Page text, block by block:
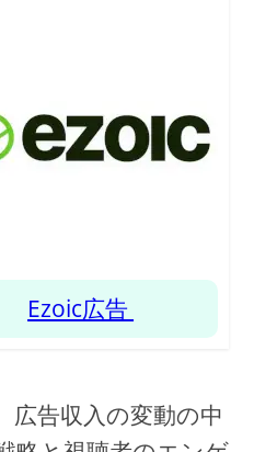
Ezoic広告
広告収入の変動の中